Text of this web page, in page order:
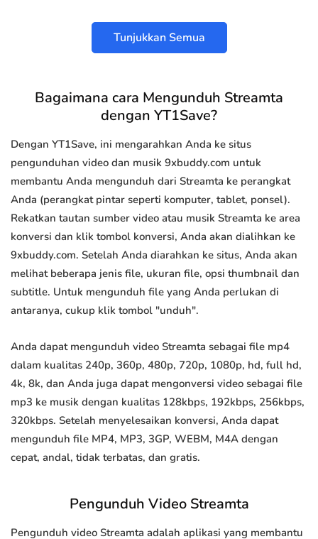
Tunjukkan Semua
Bagaimana cara Mengunduh Streamta
dengan YT1Save?
Dengan YT1Save, ini mengarahkan Anda ke situs
pengunduhan video dan musik 9xbuddy.com untuk
membantu Anda mengunduh dari Streamta ke perangkat
Anda (perangkat pintar seperti komputer, tablet, ponsel).
Rekatkan tautan sumber video atau musik Streamta ke area
konversi dan klik tombol konversi, Anda akan dialihkan ke
9xbuddy.com. Setelah Anda diarahkan ke situs, Anda akan
melihat beberapa jenis file, ukuran file, opsi thumbnail dan
subtitle. Untuk mengunduh file yang Anda perlukan di
antaranya, cukup klik tombol "unduh".
Anda dapat mengunduh video Streamta sebagai file mp4
dalam kualitas 240p, 360p, 480p, 720p, 1080p, hd, full hd,
4k, 8k, dan Anda juga dapat mengonversi video sebagai file
mp3 ke musik dengan kualitas 128kbps, 192kbps, 256kbps,
320kbps. Setelah menyelesaikan konversi, Anda dapat
mengunduh file MP4, MP3, 3GP, WEBM, M4A dengan
cepat, andal, tidak terbatas, dan gratis.
Pengunduh Video Streamta
Pengunduh video Streamta adalah aplikasi yang membantu